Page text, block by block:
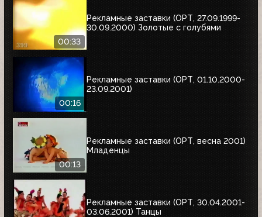
00:33
Рекламные заставки (ОРТ, 27.09.1999-
30.09.2000) Золотые с голубями
00:16
Рекламные заставки (ОРТ, 01.10.2000-
23.09.2001)
00:13
Рекламные заставки (ОРТ, весна 2001)
Младенцы
Рекламные заставки (ОРТ, 30.04.2001-
03.06.2001) Танцы